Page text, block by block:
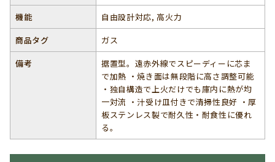
機能
自由設計対応, 高火力
商品タグ
ガス
備考
据置型。遠赤外線でスピーディーに芯ま
で加熱 ・焼き面は無段階に高さ調整可能
・独自構造で上火だけでも庫内に熱が均
一対流 ・汁受け皿付きで清掃性良好 ・厚
板ステンレス製で耐久性・耐食性に優れ
る。